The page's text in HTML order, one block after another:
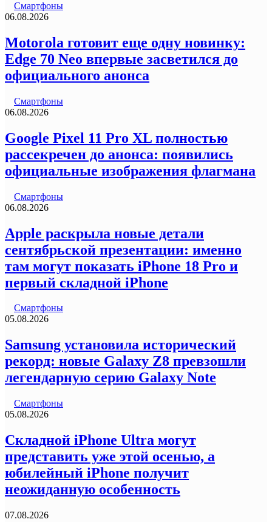
Смартфоны
06.08.2026
Motorola готовит еще одну новинку:
Edge 70 Neo впервые засветился до
официального анонса
Смартфоны
06.08.2026
Google Pixel 11 Pro XL полностью
рассекречен до анонса: появились
официальные изображения флагмана
Смартфоны
06.08.2026
Apple раскрыла новые детали
сентябрьской презентации: именно
там могут показать iPhone 18 Pro и
первый складной iPhone
Смартфоны
05.08.2026
Samsung установила исторический
рекорд: новые Galaxy Z8 превзошли
легендарную серию Galaxy Note
Смартфоны
05.08.2026
Складной iPhone Ultra могут
представить уже этой осенью, а
юбилейный iPhone получит
неожиданную особенность
07.08.2026